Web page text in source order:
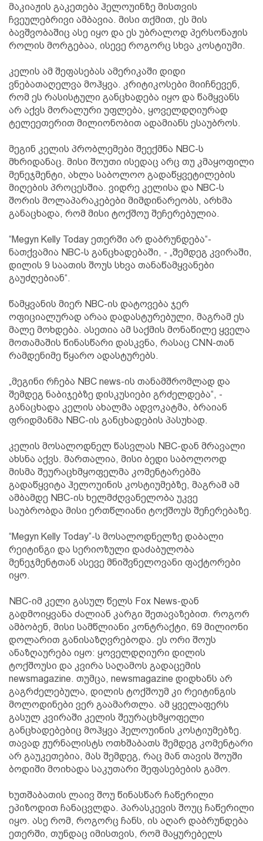
მაკიაჟის გაკეთება ჰელოუინზე მისთვის
ჩვეულებრივი ამბავია. მისი თქმით, ეს მის
ბავშვობაშიც ასე იყო და ეს უბრალოდ პერსონაჟის
როლის მორგებაა, ისევე როგორც სხვა კოსტიუმი.
კელის ამ შეფასებას ამერიკაში დიდი
ვნებათაღელვა მოჰყვა. კრიტიკოსები მიიჩნევენ,
რომ ეს რასისტული განცხადება იყო და წამყვანს
არ აქვს მორალური უფლება, ყოველდღიურად
ტელეეთერით მილიონობით ადამიანს ესაუბროს.
მეგინ კელის პრობლემები შეექმნა NBC-ს
მხრიდანაც. მისი შოუთი ისედაც არც თუ კმაყოფილი
მენეჯმენტი, ახლა საბოლოო გადაწყვეტილების
მიღების პროცესშია. ვიდრე კელისა და NBC-ს
შორის მოლაპარაკებები მიმდინარეობს, არხმა
განაცხადა, რომ მისი ტოქშოუ შეჩერებულია.
“Megyn Kelly Today ეთერში არ დაბრუნდება“-
ნათქვამია NBC-ს განცხადებაში, - „შემდეგ კვირაში,
დილის 9 საათის შოუს სხვა თანაწამყვანები
გაუძღებიან“.
წამყვანის მიერ NBC-ის დატოვება ჯერ
ოფიციალურად არაა დადასტურებული, მაგრამ ეს
მალე მოხდება. ასეთია ამ საქმის მონაწილე ყველა
მოთამაშის წინასწარი დასკვნა, რასაც CNN-თან
რამდენიმე წყარო ადასტურებს.
„მეგინი რჩება NBC news-ის თანამშრომლად და
შემდეგ ნაბიჯებზე დისკუსიები გრძელდება“, -
განაცხადა კელის ახალმა ადვოკატმა, ბრაიან
ფრიდმანმა NBC-ის განცხადების პასუხად.
კელის მოსალოდნელ წასვლას NBC-დან მრავალი
ახსნა აქვს. მართალია, მისი ბედი საბოლოოდ
მისმა შეურაცხმყოფელმა კომენტარებმა
გადაწყვიტა ჰელოუინის კოსტიუმებზე, მაგრამ ამ
ამბამდე NBC-ის ხელმძღვანელობა უკვე
საუბრობდა მისი ერთწლიანი ტოქშოუს შეჩერებაზე.
“Megyn Kelly Today”-ს მოსალოდნელზე დაბალი
რეიტინგი და სერიოზული დაძაბულობა
მენეჯმენტთან ასევე მნიშვნელოვანი ფაქტორები
იყო.
NBC-იმ კელი გასულ წელს Fox News-დან
გადმოიყვანა ძალიან კარგი შეთავაზებით. როგორ
ამბობენ, მისი სამწლიანი კონტრაქტი, 69 მილიონი
დოლარით განისაზღვრებოდა. ეს ორი შოუს
ანაზღაურება იყო: ყოველდღიური დილის
ტოქშოუსი და კვირა საღამოს გადაცემის
newsmagazine. თუმცა, newsmagazine დიდხანს არ
გაგრძელებულა, დილის ტოქშოუმ კი რეიტინგის
მოლოდინები ვერ გაამართლა. ამ ყველაფერს
გასულ კვირაში კელის შეურაცხმყოფელი
განცხადებებიც მოჰყვა ჰელოუინის კოსტიუმებზე.
თავად ჟურნალისტს ოთხშაბათს შემდეგ კომენტარი
არ გაუკეთებია, მას შემდეგ, რაც მან თავის შოუში
ბოდიში მოიხადა საკუთარი შეფასებების გამო.
ხუთშაბათის ლაივ შოუ წინასწარ ჩაწერილი
ეპიზოდით ჩანაცვლდა. პარასკევის შოუც ჩაწერილი
იყო. ასე რომ, როგორც ჩანს, ის აღარ დაბრუნდება
ეთერში, თუნდაც იმისთვის, რომ მაყურებელს